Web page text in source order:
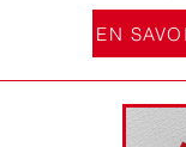
EN